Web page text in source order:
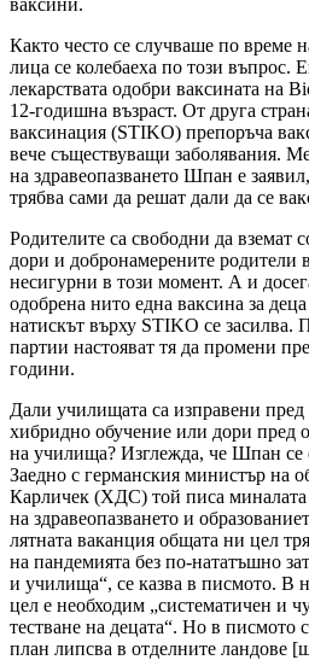
Както често се случваше по време
лица се колебаеха по този въпрос.
лекарствата одобри ваксината на
12-годишна възраст. От друга
ваксинация (STIKO) препоръча
вече съществуващи заболявания.
на здравеопазването Шпан е
трябва сами да решат дали да се
Родителите са свободни да вземат
дори и добронамерените родители
несигурни в този момент. А и
одобрена нито една ваксина за
натискът върху STIKO се засилва.
партии настояват тя да промени
години.
Дали училищата са изправени
хибридно обучение или дори пред
на училища? Изглежда, че Шпан се
Заедно с германския министър на
Карличек (ХДС) той писа
на здравеопазването и
лятната ваканция общата ни цел
на пандемията без по-нататъшно
и училища“, се казва в писмото. В
цел е необходим „систематичен и
тестване на децата“. Но в писмото
план липсва в отделните ландове